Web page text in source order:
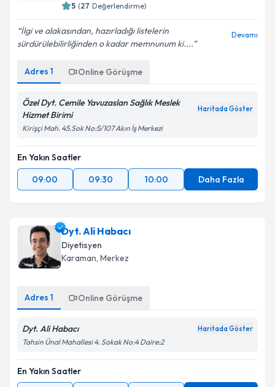
5 (27 Değerlendirme)
İlgi ve alakasından, hazırladığı listelerin
sürdürülebilirliğinden o kadar memnunum ki....
Devamı
Adres 1 Online Görüşme
Özel Dyt. Cemile Yavuzaslan Sağlık Meslek
Hizmet Birimi
Haritada Göster
Kirişçi Mah. 45.Sok No:5/107 Akın İş Merkezi
En Yakın Saatler
09:00
09:30 10:00 Daha Fazla
Dyt. Ali Habacı
Diyetisyen
Karaman, Merkez
Adres 1 Online Görüşme
Dyt. Ali Habacı Haritada Göster
Tahsin Ünal Mahallesi 4. Sokak No:4 Daire:2
En Yakın Saatler